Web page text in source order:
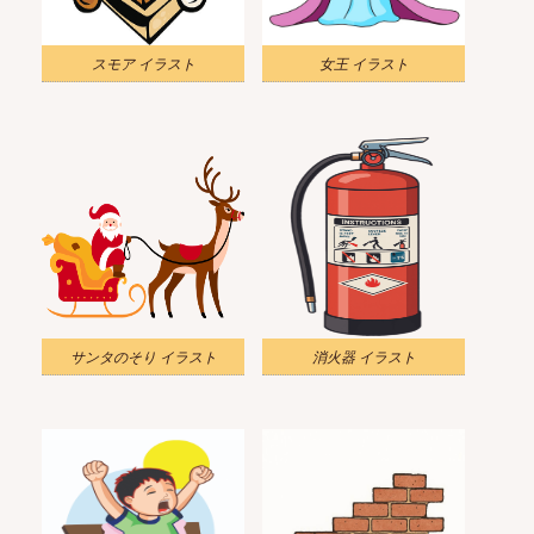
スモア イラスト 女王 イラスト
サンタのそり イラスト 消火器 イラスト